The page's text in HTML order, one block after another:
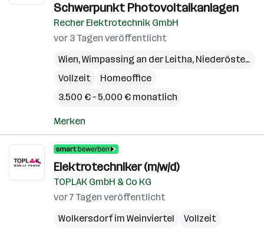
Schwerpunkt Photovoltaikanlagen
Recher Elektrotechnik GmbH
vor 3 Tagen veröffentlicht
Wien,Wimpassing an der Leitha, Niederösterreich
Vollzeit
Homeoffice
3.500 € – 5.000 € monatlich
Merken
Elektrotechniker (m/w/d)
TOPLAK GmbH & Co KG
vor 7 Tagen veröffentlicht
Wolkersdorf im Weinviertel
Vollzeit